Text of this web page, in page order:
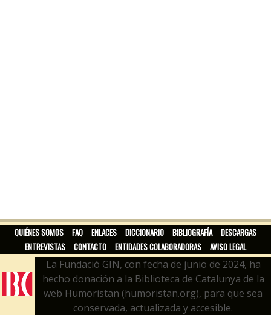
QUIÉNES SOMOS FAQ ENLACES DICCIONARIO BIBLIOGRAFÍA
DESCARGAS
ENTREVISTAS
CONTACTO ENTIDADES COLABORADORAS AVISO LEGAL
La Fundació GIN, con fecha de junio de 2024, ha
hecho donación a la Biblioteca de Catalunya de la
web Humoristan (humoristan.org), para que sea
conservada, actualizada y accesible.